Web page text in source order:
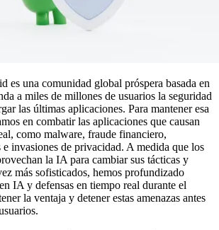
es una comunidad global próspera basada en
a miles de millones de usuarios la seguridad
las últimas aplicaciones. Para mantener esa
en combatir las aplicaciones que causan
como malware, fraude financiero,
e invasiones de privacidad. A medida que los
la IA para cambiar sus tácticas y
más sofisticados, hemos profundizado
IA y defensas en tiempo real durante el
la ventaja y detener estas amenazas antes